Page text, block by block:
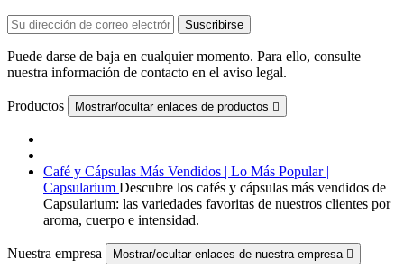
Puede darse de baja en cualquier momento. Para ello, consulte
nuestra información de contacto en el aviso legal.
Productos Mostrar/ocultar enlaces de productos 
Café y Cápsulas Más Vendidos | Lo Más Popular |
Capsularium Descubre los cafés y cápsulas más vendidos de
Capsularium: las variedades favoritas de nuestros clientes por
aroma, cuerpo e intensidad.
Nuestra empresa Mostrar/ocultar enlaces de nuestra empresa 